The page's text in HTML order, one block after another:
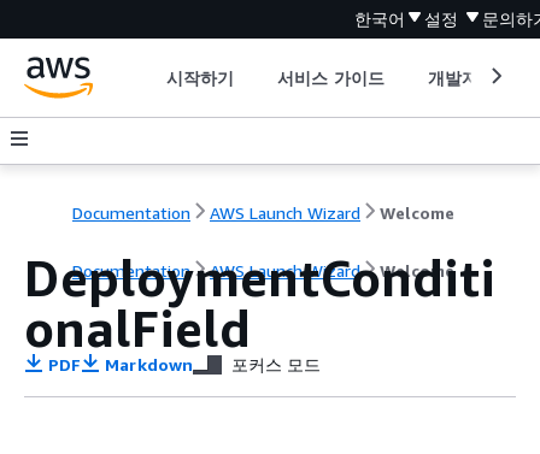
한국어 설정 문의하
시작하기 서비스 가이드 개발자 도구
Documentation AWS Launch Wizard Welcome
Documentation AWS Launch Wizard Welcome
DeploymentConditi
onalField
PDF Markdown 포커스 모드